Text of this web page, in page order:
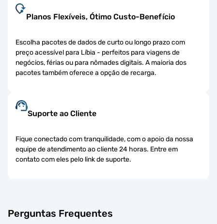
Planos Flexíveis, Ótimo Custo-Benefício
Escolha pacotes de dados de curto ou longo prazo com
preço acessível para Líbia - perfeitos para viagens de
negócios, férias ou para nômades digitais. A maioria dos
pacotes também oferece a opção de recarga.
Suporte ao Cliente
Fique conectado com tranquilidade, com o apoio da nossa
equipe de atendimento ao cliente 24 horas. Entre em
contato com eles pelo link de suporte.
Perguntas Frequentes